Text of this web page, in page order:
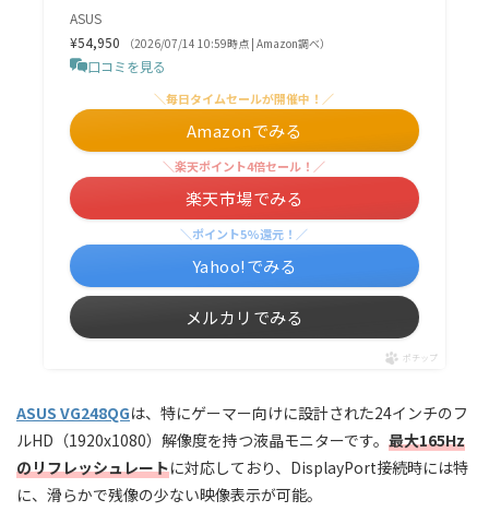
ASUS
¥54,950
（2026/07/14 10:59時点 | Amazon調べ）
口コミを見る
＼毎日タイムセールが開催中！／
Amazonでみる
＼楽天ポイント4倍セール！／
楽天市場でみる
＼ポイント5%還元！／
Yahoo!でみる
メルカリでみる
ポチップ
ASUS VG248QGは、特にゲーマー向けに設計された24インチのフ
ルHD（1920x1080）解像度を持つ液晶モニターです。 最大165Hz
のリフレッシュレートに対応しており、DisplayPort接続時には特
に、滑らかで残像の少ない映像表示が可能。